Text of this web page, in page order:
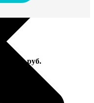
Цена, руб.